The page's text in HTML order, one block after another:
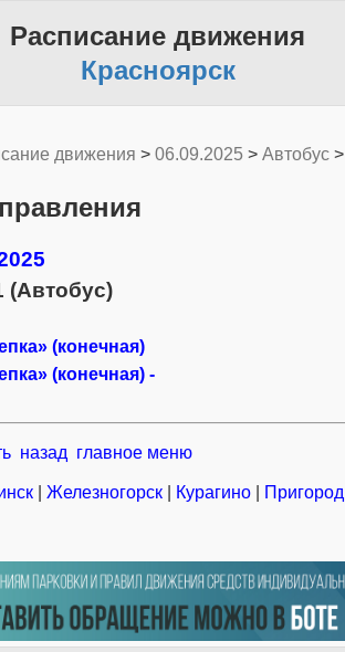
Расписание движения
Красноярск
движения > 06.09.2025 > Автобус
(Автобус)
(конечная)
(конечная) -
назад главное меню
Железногорск Курагино